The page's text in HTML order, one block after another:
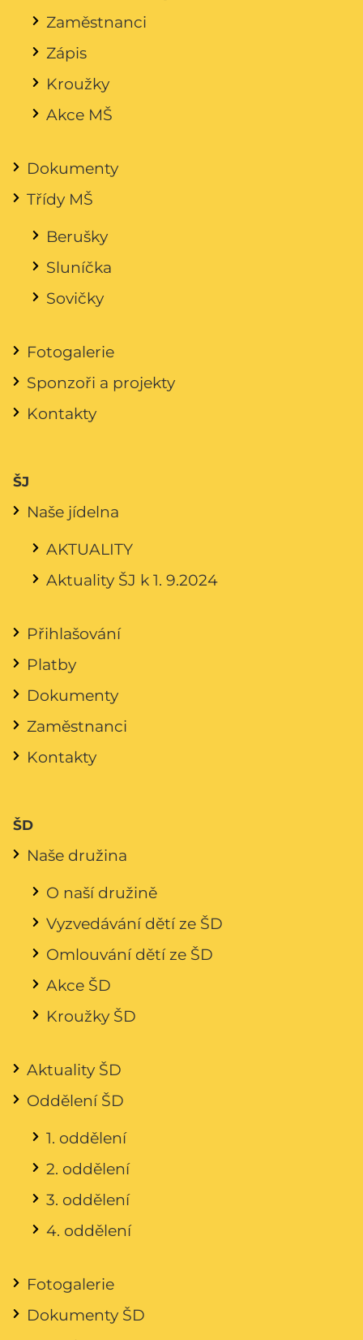
Zaměstnanci
Zápis
Kroužky
Akce MŠ
Dokumenty
Třídy MŠ
Berušky
Sluníčka
Sovičky
Fotogalerie
Sponzoři a projekty
Kontakty
ŠJ
Naše jídelna
AKTUALITY
Aktuality ŠJ k 1. 9.2024
Přihlašování
Platby
Dokumenty
Zaměstnanci
Kontakty
ŠD
Naše družina
O naší družině
Vyzvedávání dětí ze ŠD
Omlouvání dětí ze ŠD
Akce ŠD
Kroužky ŠD
Aktuality ŠD
Oddělení ŠD
1. oddělení
2. oddělení
3. oddělení
4. oddělení
Fotogalerie
Dokumenty ŠD